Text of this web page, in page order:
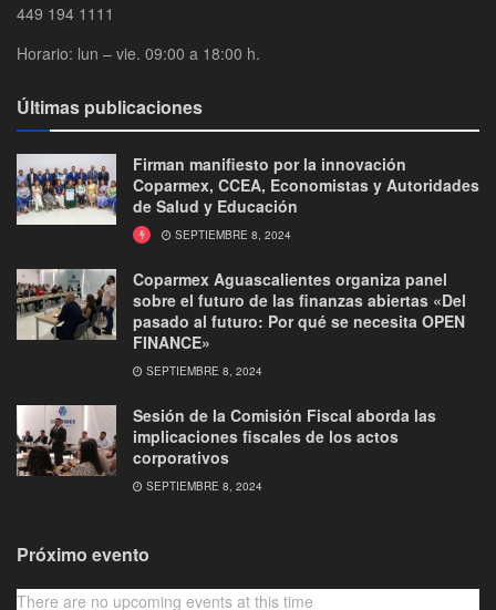
449 194 1111
Horario: lun – vie. 09:00 a 18:00 h.
Últimas publicaciones
Firman manifiesto por la innovación
Coparmex, CCEA, Economistas y Autoridades
de Salud y Educación
SEPTIEMBRE 8, 2024
Coparmex Aguascalientes organiza panel
sobre el futuro de las finanzas abiertas «Del
pasado al futuro: Por qué se necesita OPEN
FINANCE»
SEPTIEMBRE 8, 2024
Sesión de la Comisión Fiscal aborda las
implicaciones fiscales de los actos
corporativos
SEPTIEMBRE 8, 2024
Próximo evento
There are no upcoming events at this time